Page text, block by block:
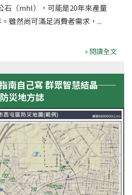
石（mhl），可能是20年來產量
雖然尚可滿足消費者需求，...
» 閱讀全文
南自己寫 群眾智慧結晶──
防災地方誌